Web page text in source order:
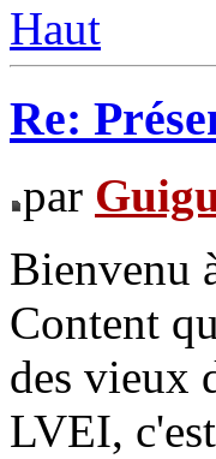
Haut
Re:
par
Bienvenu
Content
des vieux
LVEI,